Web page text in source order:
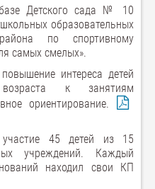
Детского сада № 10
образовательных
по спортивному
самых смелых».
интереса детей
к занятиям
ориентирование.
45 детей из 15
учреждений. Каждый
находил свои КП